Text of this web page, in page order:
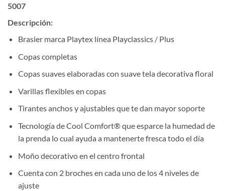
5007
Descripción:
Brasier marca Playtex línea Playclassics / Plus
Copas completas
Copas suaves elaboradas con suave tela decorativa floral
Varillas flexibles en copas
Tirantes anchos y ajustables que te dan mayor soporte
Tecnología de Cool Comfort® que esparce la humedad de
la prenda lo cual ayuda a mantenerte fresca todo el día
Moño decorativo en el centro frontal
Cuenta con 2 broches en cada uno de los 4 niveles de
ajuste